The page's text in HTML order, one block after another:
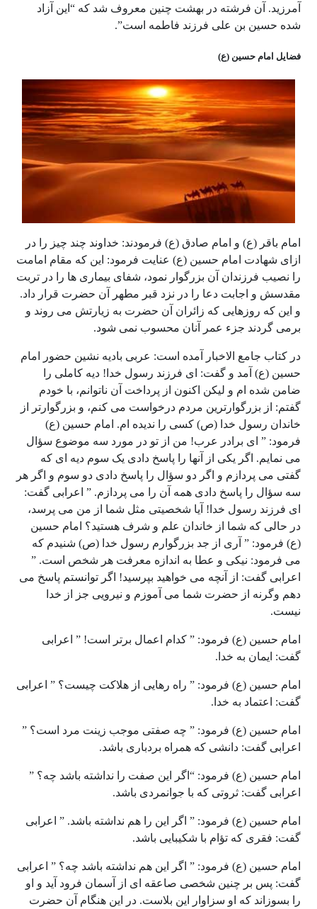
آمرزید. آن فرشته در بهشت چنین معروف شد که “این آزاد
شده حسین بن علی فرزند فاطمه است”.
فضایل امام حسین (ع)
امام باقر (ع) و امام صادق (ع) فرمودند: خداوند چند چیز را در
ازای شهادت امام حسین (ع) عنایت فرمود: این که مقام امامت
را نصیب فرزندان آن بزرگوار نمود، شفای بیماری ها را در تربت
مقدسش و اجابت دعا را در نزد قبر مطهر آن حضرت قرار داد.
و این که روزهایی که زائران آن حضرت به زیارتش می روند و
برمی گردند جزء عمر آنان محسوب نمی شود.
در کتاب جامع الاخبار آمده است: عربی بادیه نشین حضور امام
حسین (ع) آمد و گفت: ای فرزند رسول خدا! دیه کاملی را
ضامن شده ام و لیکن اکنون از پرداخت آن ناتوانم، با خودم
گفتم: از بزرگوارترین مردم درخواست می کنم، و بزرگوارتر از
خاندان رسول خدا (ص) کسی را ندیده ام. امام حسین (ع)
فرمود: ” ای برادر عرب! من از تو در مورد سه موضوع سؤال
می نمایم. اگر یکی از آنها را پاسخ دادی یک سوم دیه ای که
گفتی می پردازم و اگر دو سؤال را پاسخ دادی دو سوم و اگر هر
سه سؤال را پاسخ دادی همه آن را می پردازم. ” اعرابی گفت:
ای فرزند رسول خدا! آیا شخصیتی مثل شما از من می پرسد،
در حالی که شما از خاندان علم و شرف هستید؟ امام حسین
(ع) فرمود: ” آری از جد بزرگوارم رسول خدا (ص) شنیدم که
می فرمود: نیکی و عطا به اندازه معرفت هر شخص است. ”
اعرابی گفت: از آنچه می خواهید بپرسید! اگر توانستم پاسخ می
دهم وگرنه از حضرت شما می آموزم و نیرویی جز از خدا
نیست.
امام حسین (ع) فرمود: ” کدام اعمال برتر است! ” اعرابی
گفت: ایمان به خدا.
امام حسین (ع) فرمود: ” راه رهایی از هلاکت چیست؟ ” اعرابی
گفت: اعتماد به خدا.
امام حسین (ع) فرمود: ” چه صفتی موجب زینت مرد است؟ ”
اعرابی گفت: دانشی که همراه بردباری باشد.
امام حسین (ع) فرمود: “اگر این صفت را نداشته باشد چه؟ ”
اعرابی گفت: ثروتی که با جوانمردی باشد.
امام حسین (ع) فرمود: ” اگر این را هم نداشته باشد. ” اعرابی
گفت: فقری که تؤام با شکیبایی باشد.
امام حسین (ع) فرمود: ” اگر این هم نداشته باشد چه؟ ” اعرابی
گفت: پس بر چنین شخصی صاعقه ای از آسمان فرود آید و او
را بسوزاند که او سزاوار این بلاست. در این هنگام آن حضرت